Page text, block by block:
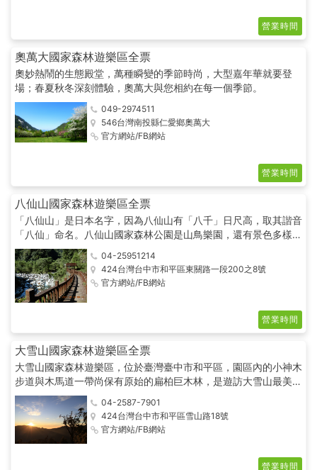
營業時間
奧萬大國家森林遊樂區全票
奧妙熱鬧的生態殿堂，萬種瞬變的季節時尚，大型嘉年華就要登
場；春夏秋冬深刻體驗，奧萬大與您相約在每一個季節。
049-2974511
546台灣南投縣仁愛鄉奧萬大
官方網站/FB網站
營業時間
八仙山國家森林遊樂區全票
「八仙山」是日本名字，因為八仙山有「八千」日尺高，取其諧音
「八仙」命名。八仙山國家森林公園是山鳥樂園，還有景色多樣化
的輕裝短途步道，能尋訪美麗的十文溪、櫻花林、油桐林與竹林，
更能循階登頂谷關七雄之首。
04-25951214
424台灣台中市和平區東關路一段200之8號
官方網站/FB網站
營業時間
大雪山國家森林遊樂區全票
大雪山國家森林遊樂區，位於臺灣臺中市和平區，園區內的小神木
步道與木馬道一帶尚保有原始的扁柏巨木林，是遊訪大雪山最美的
景色之一。
04-2587-7901
424台灣台中市和平區雪山路18號
官方網站/FB網站
營業時間